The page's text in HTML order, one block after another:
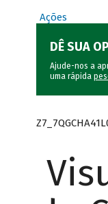
Ações
DÊ SUA
Ajude-nos a
uma rápida